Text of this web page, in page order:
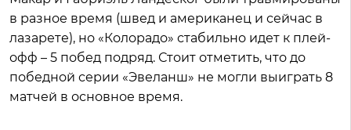
в разное время (швед и американец и сейчас в
лазарете), но «Колорадо» стабильно идет к плей-
офф – 5 побед подряд. Стоит отметить, что до
победной серии «Эвеланш» не могли выиграть 8
матчей в основное время.